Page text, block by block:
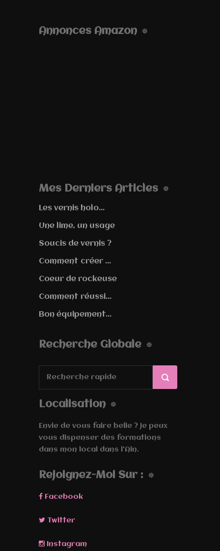
Annonces Amazon
Mes Derniers Articles
Les vernis holo...
Une lime, un usage
Soucis de vernis ?
Comment créer ...
Coeur de rockeuse
Comment réussi...
Bon équipement...
Recherche Globale
Localisation
Envie de vous faire belle ? Je peux
vous dispenser des formations
dans mon local dans l'Ain.
Rejoignez-Moi Sur :
Facebook
Twitter
Instagram